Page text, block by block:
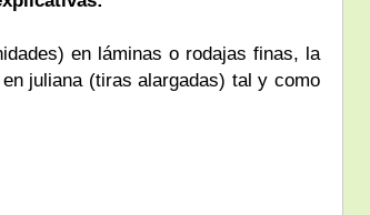
en láminas o rodajas finas, la
juliana (tiras alargadas) tal y como